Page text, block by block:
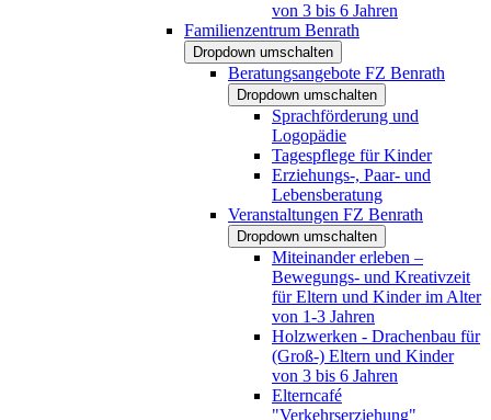
von 3 bis 6 Jahren
Familienzentrum Benrath
Dropdown umschalten
Beratungsangebote FZ Benrath
Dropdown umschalten
Sprachförderung und
Logopädie
Tagespflege für Kinder
Erziehungs-, Paar- und
Lebensberatung
Veranstaltungen FZ Benrath
Dropdown umschalten
Miteinander erleben –
Bewegungs- und Kreativzeit
für Eltern und Kinder im Alter
von 1-3 Jahren
Holzwerken - Drachenbau für
(Groß-) Eltern und Kinder
von 3 bis 6 Jahren
Elterncafé
"Verkehrserziehung"